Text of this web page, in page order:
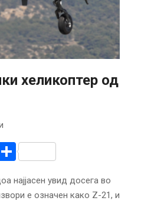
хеликоптер од
Share
најјасен увид досега во
е означен како Z-21, и